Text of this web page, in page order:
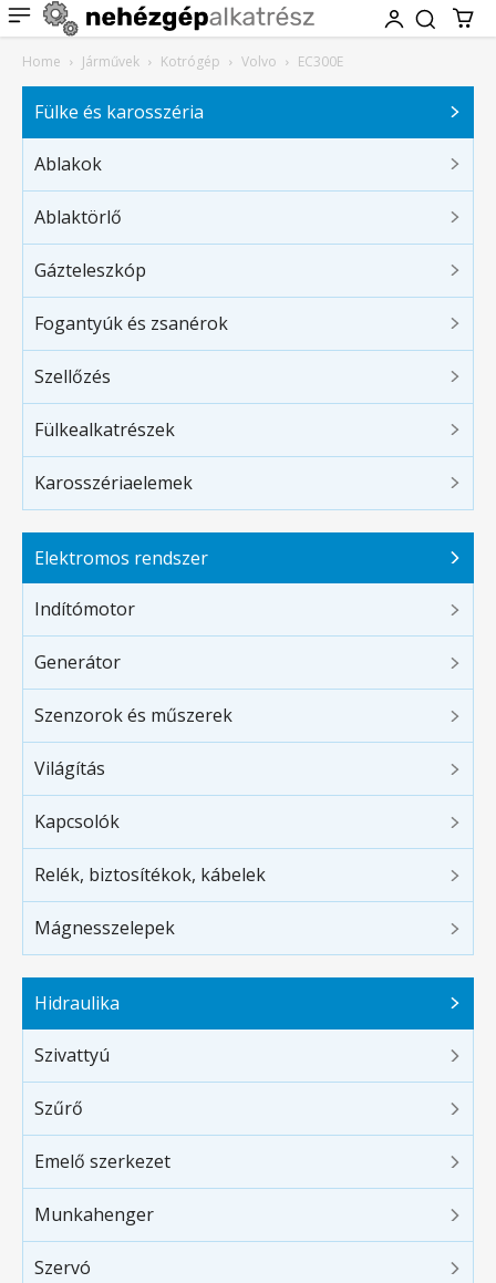
Home Járművek Kotrógép Volvo EC300E
Fülke és karosszéria
Ablakok
Ablaktörlő
Gázteleszkóp
Fogantyúk és zsanérok
Szellőzés
Fülkealkatrészek
Karosszériaelemek
Elektromos rendszer
Indítómotor
Generátor
Szenzorok és műszerek
Világítás
Kapcsolók
Relék, biztosítékok, kábelek
Mágnesszelepek
Hidraulika
Szivattyú
Szűrő
Emelő szerkezet
Munkahenger
Szervó